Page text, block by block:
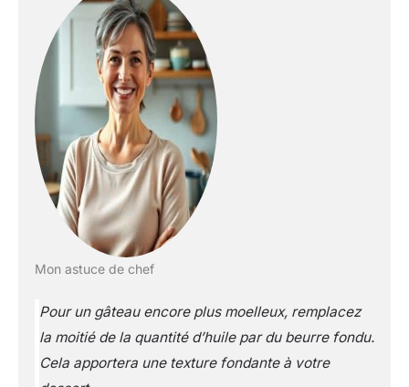
Mon astuce de chef
Pour un gâteau encore plus moelleux, remplacez
la moitié de la quantité d’huile par du beurre fondu.
Cela apportera une texture fondante à votre